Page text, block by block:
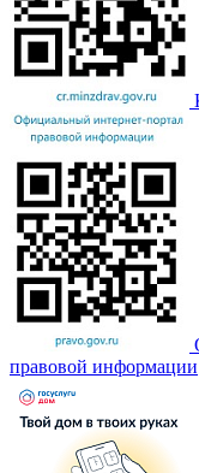
правовой информации